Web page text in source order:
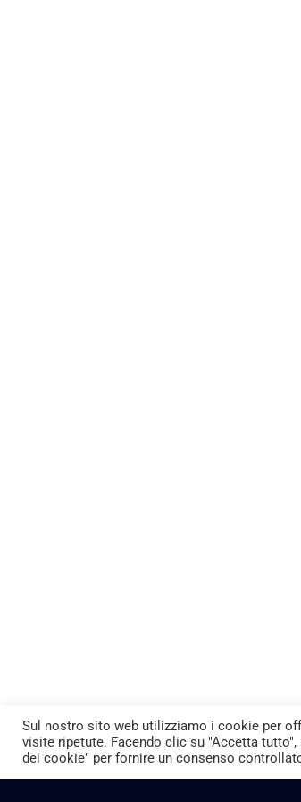
Sul nostro sito web utilizziamo i cookie per
visite ripetute. Facendo clic su "Accetta
dei cookie" per fornire un consenso